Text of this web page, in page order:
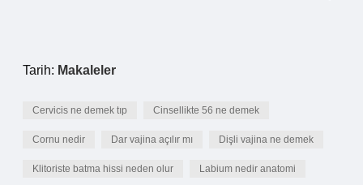
Tarih: Makaleler
Cervicis ne demek tıp Cinsellikte 56 ne demek
Cornu nedir Dar vajina açılır mı Dişli vajina ne demek
Klitoriste batma hissi neden olur Labium nedir anatomi